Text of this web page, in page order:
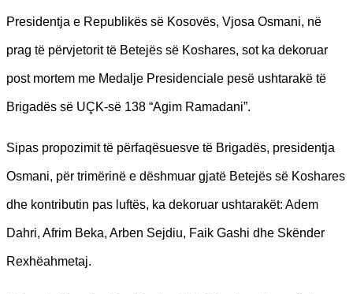
Presidentja e Republikës së Kosovës, Vjosa Osmani, në
prag të përvjetorit të Betejës së Koshares, sot ka dekoruar
post mortem me Medalje Presidenciale pesë ushtarakë të
Brigadës së UÇK-së 138 “Agim Ramadani”.
Sipas propozimit të përfaqësuesve të Brigadës, presidentja
Osmani, për trimërinë e dëshmuar gjatë Betejës së Koshares
dhe kontributin pas luftës, ka dekoruar ushtarakët: Adem
Dahri, Afrim Beka, Arben Sejdiu, Faik Gashi dhe Skënder
Rexhëahmetaj.